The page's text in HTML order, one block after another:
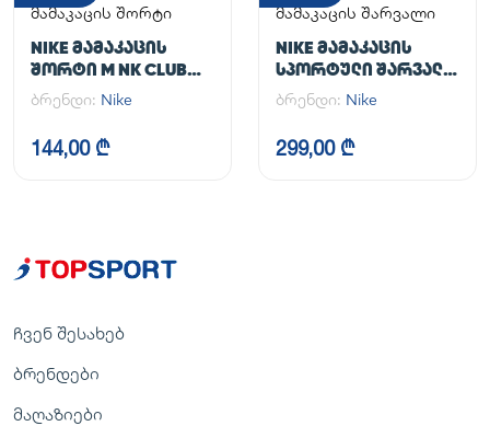
მამაკაცის შორტი
NIKE ᲛᲐᲛᲐᲙᲐᲪᲘᲡ
ᲨᲝᲠᲢᲘ M NK CLUB
FLOW SHORT
ბრენდი: Nike
144,00 ₾
მამაკაცის შარვალი
NIKE ᲛᲐᲛᲐᲙᲐᲪᲘᲡ
ᲡᲞᲝᲠᲢᲣᲚᲘ ᲨᲐᲠᲕᲐᲚᲘ
M NK DF UNLIMITED
PANT TPR
ბრენდი: Nike
299,00 ₾
ჩვენ შესახებ
ბრენდები
მაღაზიები